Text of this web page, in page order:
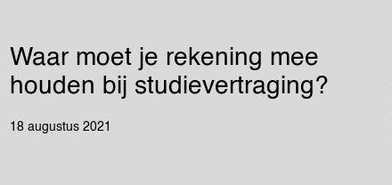
Waar moet je rekening mee
houden bij studievertraging?
18 augustus 2021